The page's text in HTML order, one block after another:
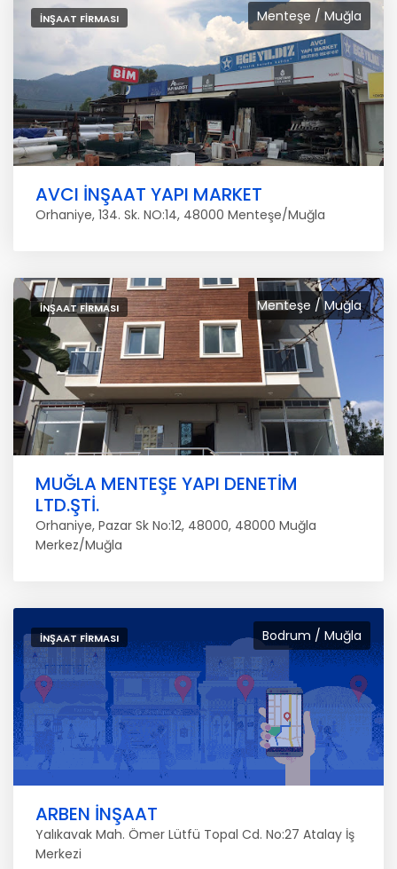
Menteşe / Muğla
İNŞAAT FIRMASI
AVCI İNŞAAT YAPI MARKET
Orhaniye, 134. Sk. NO:14, 48000 Menteşe/Muğla
Menteşe / Muğla
İNŞAAT FIRMASI
MUĞLA MENTEŞE YAPI DENETİM
LTD.ŞTİ.
Orhaniye, Pazar Sk No:12, 48000, 48000 Muğla
Merkez/Muğla
Bodrum / Muğla
İNŞAAT FIRMASI
ARBEN İNŞAAT
Yalıkavak Mah. Ömer Lütfü Topal Cd. No:27 Atalay İş
Merkezi